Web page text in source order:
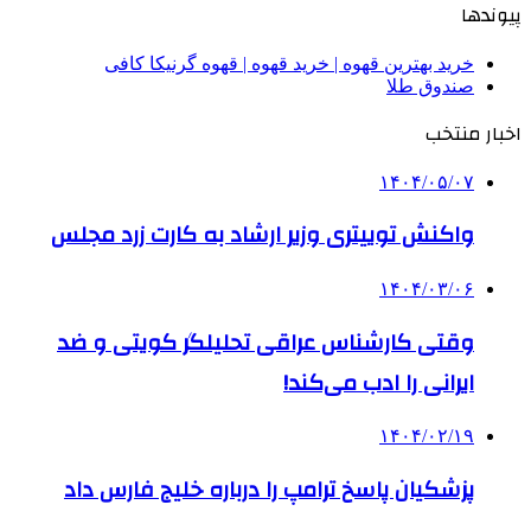
پیوندها
خرید بهترین قهوه | خرید قهوه | قهوه گرنیکا کافی
صندوق طلا
اخبار منتخب
۱۴۰۴/۰۵/۰۷
واکنش توییتری وزیر ارشاد به کارت زرد مجلس
۱۴۰۴/۰۳/۰۶
وقتی کارشناس عراقی تحلیلگر کویتی و ضد
ایرانی را ادب می‌کند!
۱۴۰۴/۰۲/۱۹
پزشکیان پاسخ ترامپ را درباره خلیج فارس داد